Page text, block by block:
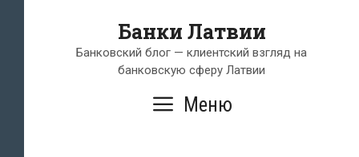
содержимому
Банки Латвии
Банковский блог — клиентский взгляд на
банковскую сферу Латвии
Меню